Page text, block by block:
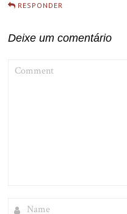
RESPONDER
Deixe um comentário